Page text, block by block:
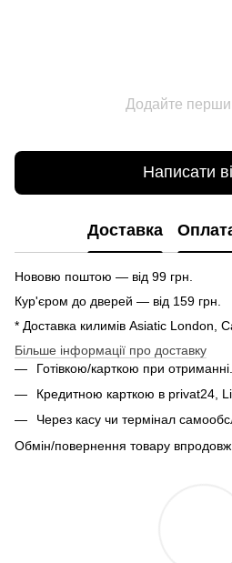
Додайте
Написати
Доставка
Нововю поштою — від 99 грн.
Кур'єром до дверей — від 159 грн.
* Доставка килимів Asiatic London,
Більше інформації про доставку
Готівкою/карткою при отриманні.
Кредитною карткою в privat24,
Через касу чи термінал
Обмін/повернення товару впродовж